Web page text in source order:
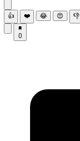
👍 ❤️ 😂 😍 👎
0